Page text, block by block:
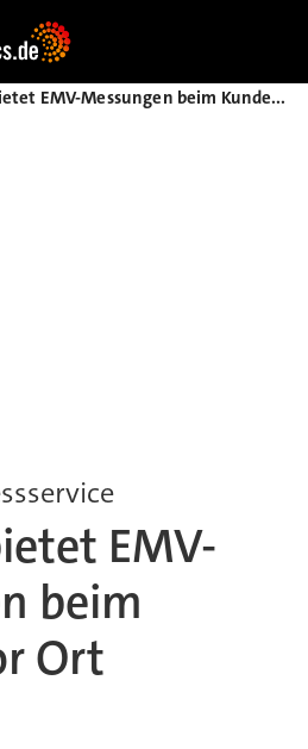
Schurter bietet EMV-Messungen beim Kunden vor Ort
EMV-
beim
Ort